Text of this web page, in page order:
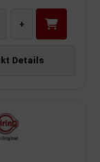
+
Details